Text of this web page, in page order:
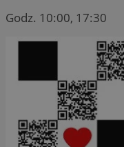
Godz. 10:00, 17:30